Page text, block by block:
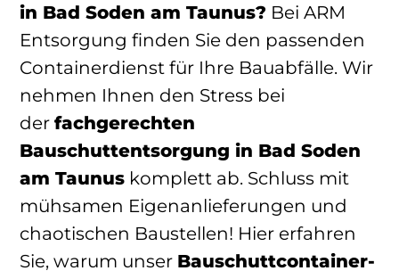
in Bad Soden am Taunus? Bei ARM
Entsorgung finden Sie den passenden
Containerdienst für Ihre Bauabfälle. Wir
nehmen Ihnen den Stress bei
der fachgerechten
Bauschuttentsorgung in Bad Soden
am Taunus komplett ab. Schluss mit
mühsamen Eigenanlieferungen und
chaotischen Baustellen! Hier erfahren
Sie, warum unser Bauschuttcontainer-